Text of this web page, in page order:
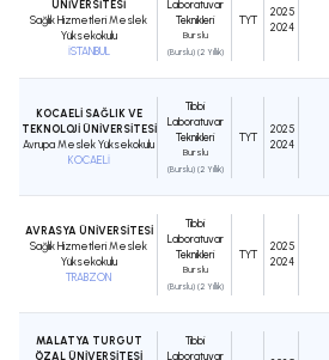
ÜNİVERSİTESİ
Sağlık Hizmetleri Meslek
Yüksekokulu
İSTANBUL
Laboratuvar
Teknikleri
Burslu
(Burslu) (2 Yıllık)
TYT
2025
2024
KOCAELİ SAĞLIK VE
TEKNOLOJİ ÜNİVERSİTESİ
Avrupa Meslek Yüksekokulu
KOCAELİ
Tıbbi
Laboratuvar
Teknikleri
Burslu
(Burslu) (2 Yıllık)
TYT
2025
2024
AVRASYA ÜNİVERSİTESİ
Sağlık Hizmetleri Meslek
Yüksekokulu
TRABZON
Tıbbi
Laboratuvar
Teknikleri
Burslu
(Burslu) (2 Yıllık)
TYT
2025
2024
MALATYA TURGUT
ÖZAL ÜNİVERSİTESİ
Tıbbi
Laboratuvar